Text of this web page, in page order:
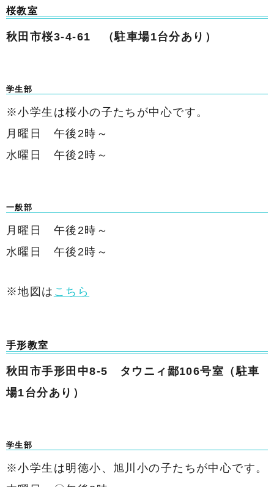
桜教室
秋田市桜3-4-61 （駐車場1台分あり）
学生部
※小学生は桜小の子たちが中心です。
月曜日 午後2時～
水曜日 午後2時～
一般部
月曜日 午後2時～
水曜日 午後2時～
※地図は こちら
手形教室
秋田市手形田中8-5 タウニィ鄙106号室（駐車
場1台分あり）
学生部
※小学生は明徳小、旭川小の子たちが中心です。